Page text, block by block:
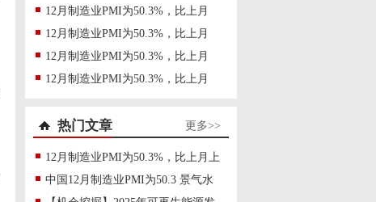
12月制造业PMI为50.3%，比上月
12月制造业PMI为50.3%，比上月
12月制造业PMI为50.3%，比上月
12月制造业PMI为50.3%，比上月
热门文章 更多>>
12月制造业PMI为50.3%，比上月上
中国12月制造业PMI为50.3 景气水